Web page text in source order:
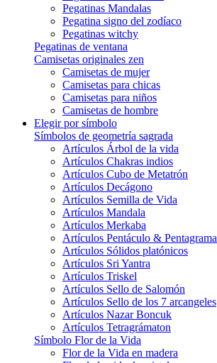
Pegatinas Mandalas
Pegatina signo del zodíaco
Pegatinas witchy
Pegatinas de ventana
Camisetas originales zen
Camisetas de mujer
Camisetas para chicas
Camisetas para niños
Camisetas de hombre
Elegir por símbolo
Símbolos de geometría sagrada
Artículos Árbol de la vida
Artículos Chakras indios
Artículos Cubo de Metatrón
Artículos Decágono
Artículos Semilla de Vida
Artículos Mandala
Artículos Merkaba
Artículos Pentáculo & Pentagrama
Artículos Sólidos platónicos
Artículos Sri Yantra
Artículos Triskel
Artículos Sello de Salomón
Artículos Sello de los 7 arcangeles
Artículos Nazar Boncuk
Artículos Tetragrámaton
Símbolo Flor de la Vida
Flor de la Vida en madera